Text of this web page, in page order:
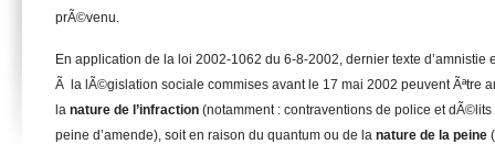
prÃ©venu.
En application de la loi 2002-1062 du 6-8-2002, dernier texte d’amnistie
Ã la lÃ©gislation sociale commises avant le 17 mai 2002 peuvent Ãªtre
la nature de l’infraction (notamment : contraventions de police et
peine d’amende), soit en raison du quantum ou de la nature de la peine